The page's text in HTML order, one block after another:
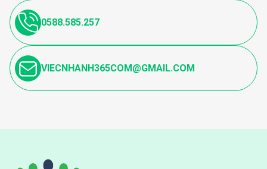
0588.585.257
VIECNHANH365COM@GMAIL.COM